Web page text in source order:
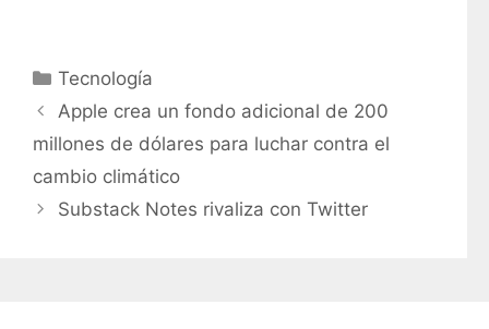
C
a
e
g
o
Tecnología
Apple crea un fondo adicional de 200
millones de dólares para luchar contra el
cambio climático
Substack Notes rivaliza con Twitter